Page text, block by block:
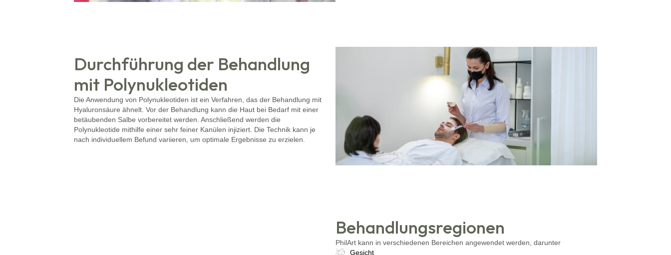
Durchführung der Behandlung
mit Polynukleotiden
Die Anwendung von Polynukleotiden ist ein Verfahren, das der Behandlung mit
Hyaluronsäure ähnelt. Vor der Behandlung kann die Haut bei Bedarf mit einer
betäubenden Salbe vorbereitet werden. Anschließend werden die
Polynukleotide mithilfe einer sehr feiner Kanülen injiziert. Die Technik kann je
nach individuellem Befund variieren, um optimale Ergebnisse zu erzielen.
Behandlungsregionen
PhilArt kann in verschiedenen Bereichen angewendet werden, darunter
Gesicht